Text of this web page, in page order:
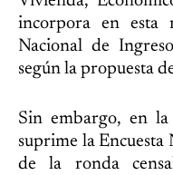
incorpora en esta
Nacional de
según la propuesta
Sin embargo, en
suprime la Encuesta
de la ronda